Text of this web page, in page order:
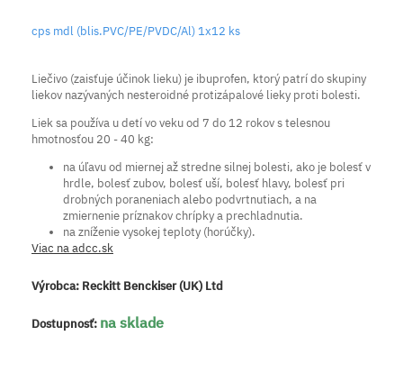
cps mdl (blis.PVC/PE/PVDC/Al) 1x12 ks
Liečivo (zaisťuje účinok lieku) je ibuprofen, ktorý patrí do skupiny
liekov nazývaných nesteroidné protizápalové lieky proti bolesti.
Liek sa používa u detí vo veku od 7 do 12 rokov s telesnou
hmotnosťou 20 - 40 kg:
na úľavu od miernej až stredne silnej bolesti, ako je bolesť v
hrdle, bolesť zubov, bolesť uší, bolesť hlavy, bolesť pri
drobných poraneniach alebo podvrtnutiach, a na
zmiernenie príznakov chrípky a prechladnutia.
na zníženie vysokej teploty (horúčky).
Viac na adcc.sk
Výrobca: Reckitt Benckiser (UK) Ltd
Dostupnosť: na sklade